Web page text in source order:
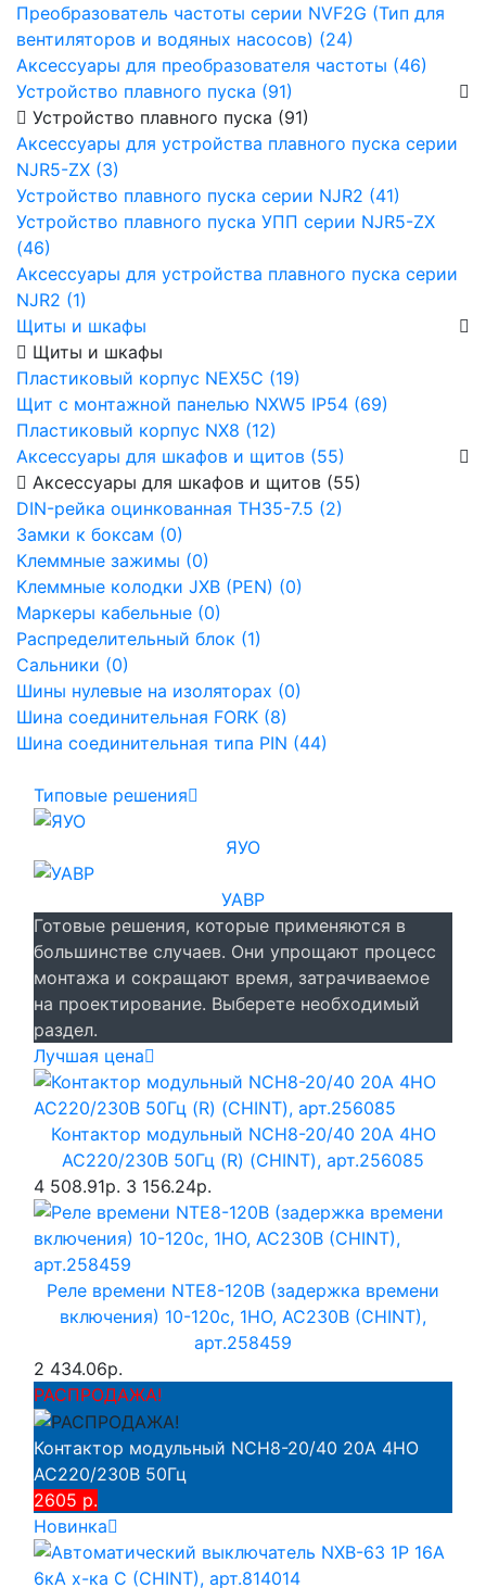
Преобразователь частоты серии NVF2G (Тип для
вентиляторов и водяных насосов) (24)
Аксессуары для преобразователя частоты (46)
Устройство плавного пуска (91)
Устройство плавного пуска (91)
Аксессуары для устройства плавного пуска серии
NJR5-ZX (3)
Устройство плавного пуска серии NJR2 (41)
Устройство плавного пуска УПП серии NJR5-ZX
(46)
Аксессуары для устройства плавного пуска серии
NJR2 (1)
Щиты и шкафы
Щиты и шкафы
Пластиковый корпус NEX5C (19)
Щит с монтажной панелью NXW5 IP54 (69)
Пластиковый корпус NX8 (12)
Аксессуары для шкафов и щитов (55)
Аксессуары для шкафов и щитов (55)
DIN-рейка оцинкованная TH35-7.5 (2)
Замки к боксам (0)
Клеммные зажимы (0)
Клеммные колодки JXB (PEN) (0)
Маркеры кабельные (0)
Распределительный блок (1)
Сальники (0)
Шины нулевые на изоляторах (0)
Шина соединительная FORK (8)
Шина соединительная типа PIN (44)
Типовые решения
ЯУО
УАВР
Готовые решения, которые применяются в
большинстве случаев. Они упрощают процесс
монтажа и сокращают время, затрачиваемое
на проектирование. Выберете необходимый
раздел.
Лучшая цена
Контактор модульный NCH8-20/40 20A 4НО
AC220/230В 50Гц (R) (CHINT), арт.256085
4 508.91р. 3 156.24р.
Реле времени NTE8-120B (задержка времени
включения) 10-120с, 1НО, AC230B (CHINT),
арт.258459
2 434.06р.
РАСПРОДАЖА!
Контактор модульный NCH8-20/40 20A 4НО
AC220/230В 50Гц
2605 р.
Новинка